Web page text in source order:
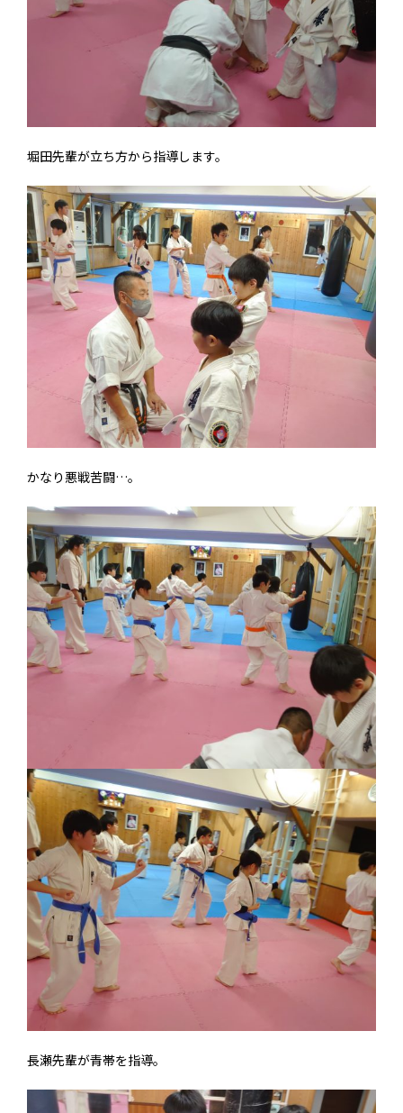
堀田先輩が立ち方から指導します。
かなり悪戦苦闘…。
長瀬先輩が青帯を指導。